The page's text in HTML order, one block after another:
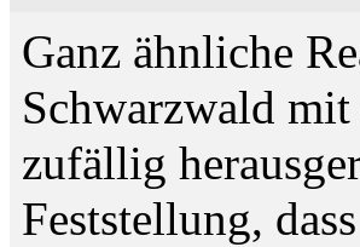
Ganz ähnliche
Schwarzwald
zufällig
Feststellung,